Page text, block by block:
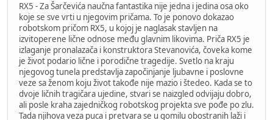
RX5 - Za Šarčevića naučna fantastika nije jedna i jedina osa oko
koje se sve vrti u njegovim pričama. To je ponovo dokazao
robotskom pričom RX5, u kojoj je naglasak stavljen na
izvitoperene lične odnose među glavnim likovima. Priča RX5 je
izlaganje pronalazača i konstruktora Stevanovića, čoveka kome
je život podario lične i porodične tragedije. Svetlo na kraju
njegovog tunela predstavlja započinjanje ljubavne i poslovne
veze sa ženom koju život takođe nije mazio i štedeo. Kada se to
dvoje ličnih tragičara ujedine, stvari se naizgled odvijaju dobro,
ali posle kraha zajedničkog robotskog projekta sve pođe po zlu.
Tada njihova veza puca i pretvara se u gomilu obostranih laži i